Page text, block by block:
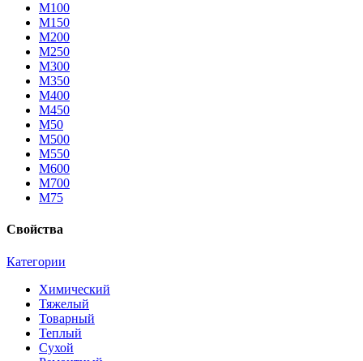
М100
М150
М200
М250
М300
М350
М400
М450
М50
М500
М550
М600
М700
М75
Свойства
Категории
Химический
Тяжелый
Товарный
Теплый
Сухой